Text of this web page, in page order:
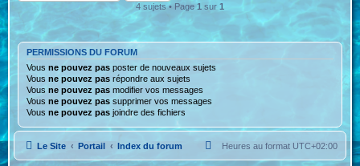
4 sujets • Page 1 sur 1
PERMISSIONS DU FORUM
Vousne pouvez pas poster de nouveaux sujets
Vousne pouvez pas répondre aux sujets
Vousne pouvez pas modifier vos messages
Vousne pouvez pas supprimer vos messages
Vousne pouvez pas joindre des fichiers
Le Site Portail Index du forum Heures au format UTC+02:00